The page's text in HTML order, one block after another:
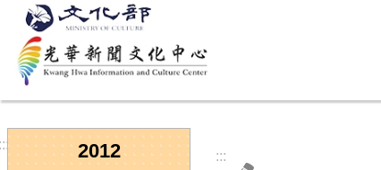
跳到主要內容區塊
2012 :::